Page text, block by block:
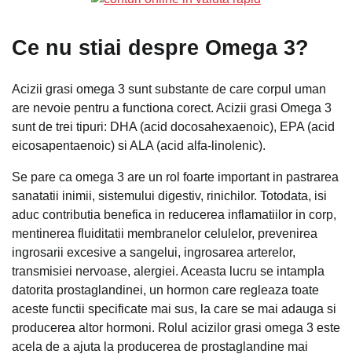
Ce nu stiai despre Omega 3?
Acizii grasi omega 3 sunt substante de care corpul uman
are nevoie pentru a functiona corect. Acizii grasi Omega 3
sunt de trei tipuri: DHA (acid docosahexaenoic), EPA (acid
eicosapentaenoic) si ALA (acid alfa-linolenic).
Se pare ca omega 3 are un rol foarte important in pastrarea
sanatatii inimii, sistemului digestiv, rinichilor. Totodata, isi
aduc contributia benefica in reducerea inflamatiilor in corp,
mentinerea fluiditatii membranelor celulelor, prevenirea
ingrosarii excesive a sangelui, ingrosarea arterelor,
transmisiei nervoase, alergiei. Aceasta lucru se intampla
datorita prostaglandinei, un hormon care regleaza toate
aceste functii specificate mai sus, la care se mai adauga si
producerea altor hormoni. Rolul acizilor grasi omega 3 este
acela de a ajuta la producerea de prostaglandine mai